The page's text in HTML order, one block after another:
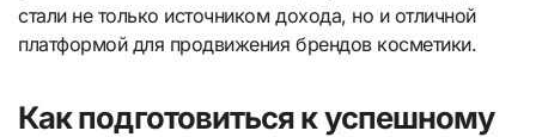
стали не только источником дохода, но и отличной
платформой для продвижения брендов косметики.
Как подготовиться к успешному